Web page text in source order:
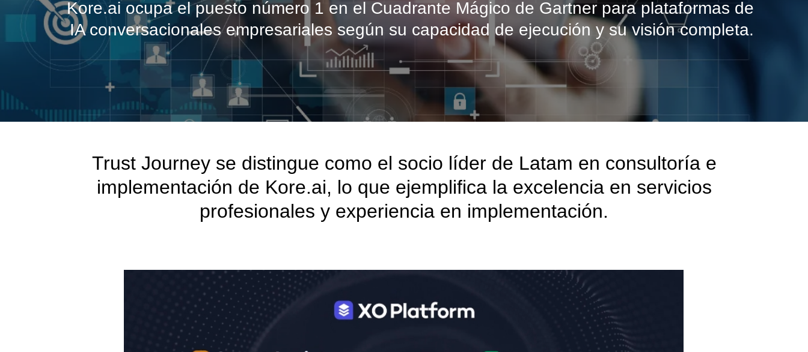
Kore.ai ocupa el puesto número 1 en el Cuadrante Mágico de Gartner para plataformas de
IA conversacionales empresariales según su capacidad de ejecución y su visión completa.
Trust Journey se distingue como el socio líder de Latam en consultoría e
implementación de Kore.ai, lo que ejemplifica la excelencia en servicios
profesionales y experiencia en implementación.